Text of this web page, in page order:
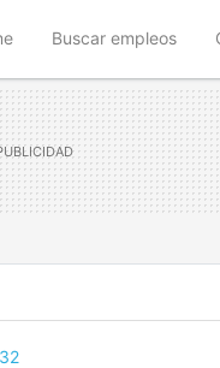
(current)Buscar empleos